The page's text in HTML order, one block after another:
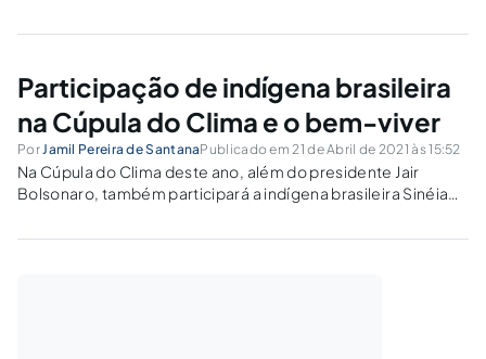
estado.
Participação de indígena brasileira
na Cúpula do Clima e o bem-viver
PorJamil Pereira de SantanaPublicado em 21 de Abril de 2021 às 15:52
Na Cúpula do Clima deste ano, além do presidente Jair
Bolsonaro, também participará a indígena brasileira Sinéia
a cosmovisão indígena vem se fortalecendo no